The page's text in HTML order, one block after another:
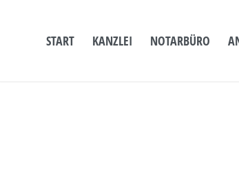
START KANZLEI NOTARBÜRO